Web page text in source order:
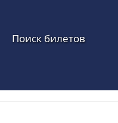
Поиск билетов